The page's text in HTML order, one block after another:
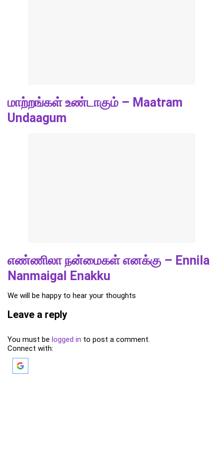
மாற்றங்கள் உண்டாகும் – Maatram
Undaagum
எண்ணிலா நன்மைகள் எனக்கு – Ennila
Nanmaigal Enakku
We will be happy to hear your thoughts
Leave a reply
You must be logged in to post a comment.
Connect with: